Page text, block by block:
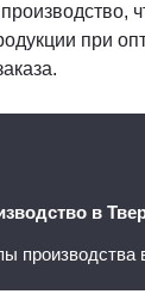
при
в
производства